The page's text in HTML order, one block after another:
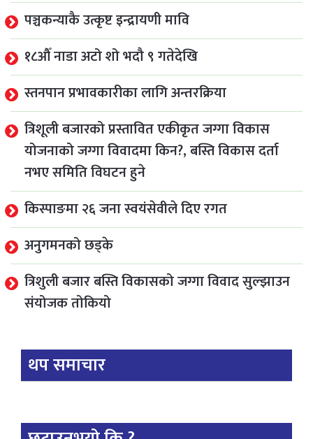
पञ्चकन्याकै उत्कृष्ट इन्द्रायणी मावि
१८औँ नाडा अटो शो भदौ ९ गतेदेखि
स्तनपान प्रभावकारीका लागि अन्तरक्रिया
त्रिशूली बजारको प्रस्तावित एकीकृत जग्गा विकास
योजनाको जग्गा विवादमा किन?, बस्ति विकास दर्ता
नभए समिति विघटन हुने
किस्पाङमा २६ जना स्वयंसेवीले दिए रगत
अनुगमनको छड्के
त्रिशुली बजार बस्ति विकासको जग्गा विवाद सुल्झाउन
संयोजक तोकियो
थप समाचार